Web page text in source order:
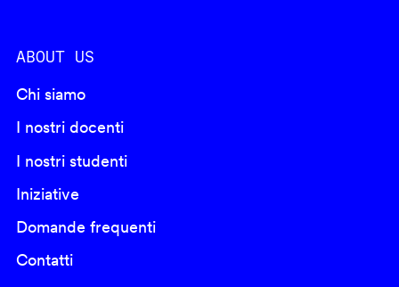
ABOUT US
Chi siamo
I nostri docenti
I nostri studenti
Iniziative
Domande frequenti
Contatti